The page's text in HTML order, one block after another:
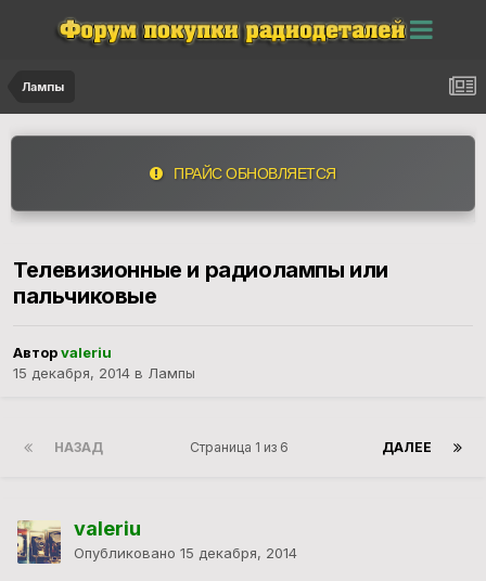
Лампы
ПРАЙС ОБНОВЛЯЕТСЯ
Телевизионные и радиолампы или
пальчиковые
Авторvaleriu
15 декабря, 2014 в Лампы
НАЗАД ДАЛЕЕ
Страница 1 из 6
valeriu
Опубликовано 15 декабря, 2014